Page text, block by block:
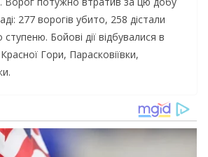
277 ворогів убито, 258 дістали
Бойові дії відбувалися в
Гори, Парасковіївки,